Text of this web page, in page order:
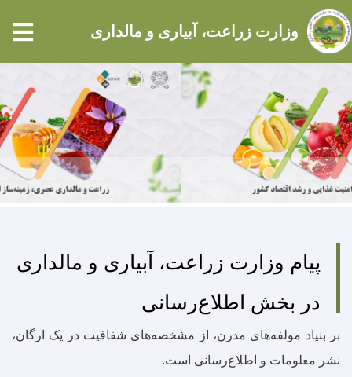
Skip
to
وزارت زراعت، آبیاری و مالداری
پیام وزارت زراعت، آبیاری و مالداری
در بخش اطلاع‌رسانی
بر بنیاد مولفه‌های مدرن، از مشخصه‌های شفافیت در یک ارگان،
نشر معلومات و اطلاع‌رسانی است.